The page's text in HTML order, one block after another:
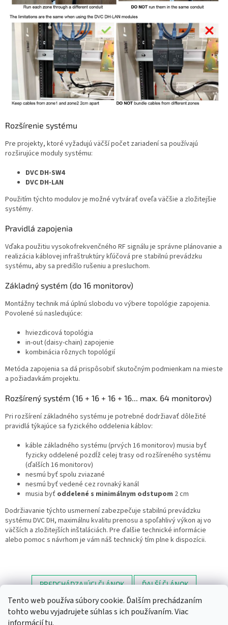
Tento web používa súbory cookie. Ďalším prechádzaním
tohto webu vyjadrujete súhlas s ich používaním. Viac
Rozšírenie systému
Pre projekty, ktoré vyžadujú väčší počet zariadení sa používajú
rozširujúce moduly systému:
DVC DH-SW4
DVC DH-LAN
Použitím týchto modulov je možné vytvárať oveľa väčšie a zložitejšie
systémy.
Pravidlá zapojenia
Vďaka použitiu vysokofrekvenčného RF signálu je správne plánovanie a
realizácia káblovej infraštruktúry kľúčová pre stabilnú prevádzku
systému, aby sa predišlo rušeniu a presluchom.
Základný systém (do 16 monitorov)
Montážny technik má úplnú slobodu vo výbere topológie zapojenia.
Povolené sú nasledujúce:
hviezdicová topológia
in-out (daisy-chain) zapojenie
kombinácia rôznych topológií
Metóda zapojenia sa dá prispôsobiť skutočným podmienkam na mieste
a požiadavkám projektu.
Rozšírený systém (16 + 16 + 16 + 16... max. 64 monitorov)
Pri rozšírení základného systému je potrebné dodržiavať dôležité
pravidlá týkajúce sa fyzického oddelenia káblov:
káble základného systému (prvých 16 monitorov) musia byť
fyzicky oddelené pozdĺž celej trasy od rozšíreného systému
(ďalších 16 monitorov)
nesmú byť spolu zviazané
nesmú byť vedené cez rovnaký kanál
musia byť oddelené s minimálnym odstupom 2 cm
Dodržiavanie týchto usmernení zabezpečuje stabilnú prevádzku
systému DVC DH, maximálnu kvalitu prenosu a spoľahlivý výkon aj vo
väčších a zložitejších inštaláciách. Pre ďalšie technické informácie
alebo pomoc s návrhom je vám náš technický tím plne k dispozícii.
PREDCHÁDZAJÚCI ČLÁNOK ĎALŠÍ ČLÁNOK
Newsletter